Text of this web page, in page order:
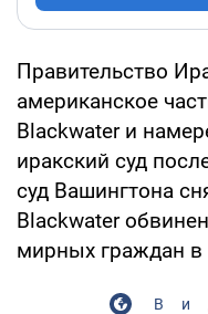
Правительство
американское
Blackwater и
иракский суд
суд Вашингтона
Blackwater
мирных граждан в